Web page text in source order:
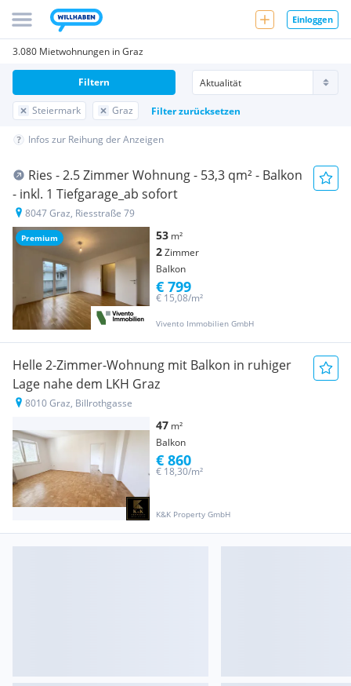
Einloggen
3.080 Mietwohnungen in Graz
Steiermark Graz Filter zurücksetzen
Filtern
Infos zur Reihung der Anzeigen
Premium
Ries - 2.5 Zimmer Wohnung - 53,3 qm² - Balkon
- inkl. 1 Tiefgarage_ab sofort
8047 Graz, Riesstraße 79
53 m²
2Zimmer
Balkon
Vivento Immobilien GmbH
€ 15,08/m²
€ 799
Helle 2-Zimmer-Wohnung mit Balkon in ruhiger
Lage nahe dem LKH Graz
8010 Graz, Billrothgasse
47 m²
Balkon
K&K Property GmbH
€ 18,30/m²
€ 860